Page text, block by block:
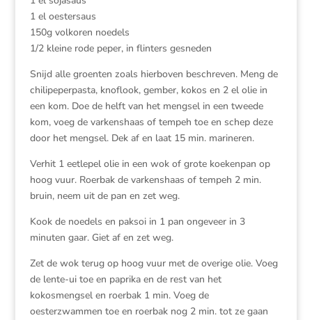
1 el oestersaus
150g volkoren noedels
1/2 kleine rode peper, in flinters gesneden
Snijd alle groenten zoals hierboven beschreven. Meng de
chilipeperpasta, knoflook, gember, kokos en 2 el olie in
een kom. Doe de helft van het mengsel in een tweede
kom, voeg de varkenshaas of tempeh toe en schep deze
door het mengsel. Dek af en laat 15 min. marineren.
Verhit 1 eetlepel olie in een wok of grote koekenpan op
hoog vuur. Roerbak de varkenshaas of tempeh 2 min.
bruin, neem uit de pan en zet weg.
Kook de noedels en paksoi in 1 pan ongeveer in 3
minuten gaar. Giet af en zet weg.
Zet de wok terug op hoog vuur met de overige olie. Voeg
de lente-ui toe en paprika en de rest van het
kokosmengsel en roerbak 1 min. Voeg de
oesterzwammen toe en roerbak nog 2 min. tot ze gaan